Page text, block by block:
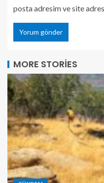
posta adresim ve site
MORE STORIES